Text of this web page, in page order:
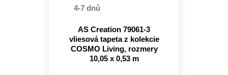
4-7 dnů
AS Creation 79061-3
vliesová tapeta z kolekcie
COSMO Living, rozmery
10,05 x 0,53 m